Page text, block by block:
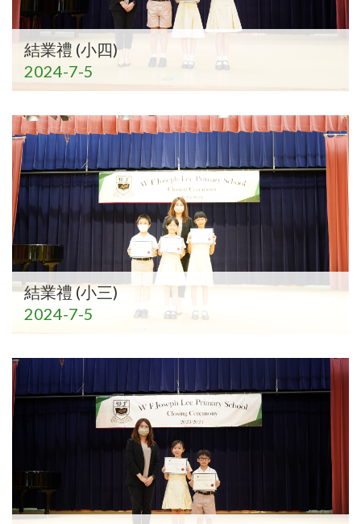
結業禮 (小四)
2024-7-5
結業禮 (小三)
2024-7-5